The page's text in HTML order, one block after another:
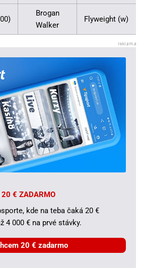
Brogan
Walker
Flyweight (w)
20 € ZADARMO
kde na teba čaká 20 €
4 000 € na prvé stávky.
20 € zadarmo